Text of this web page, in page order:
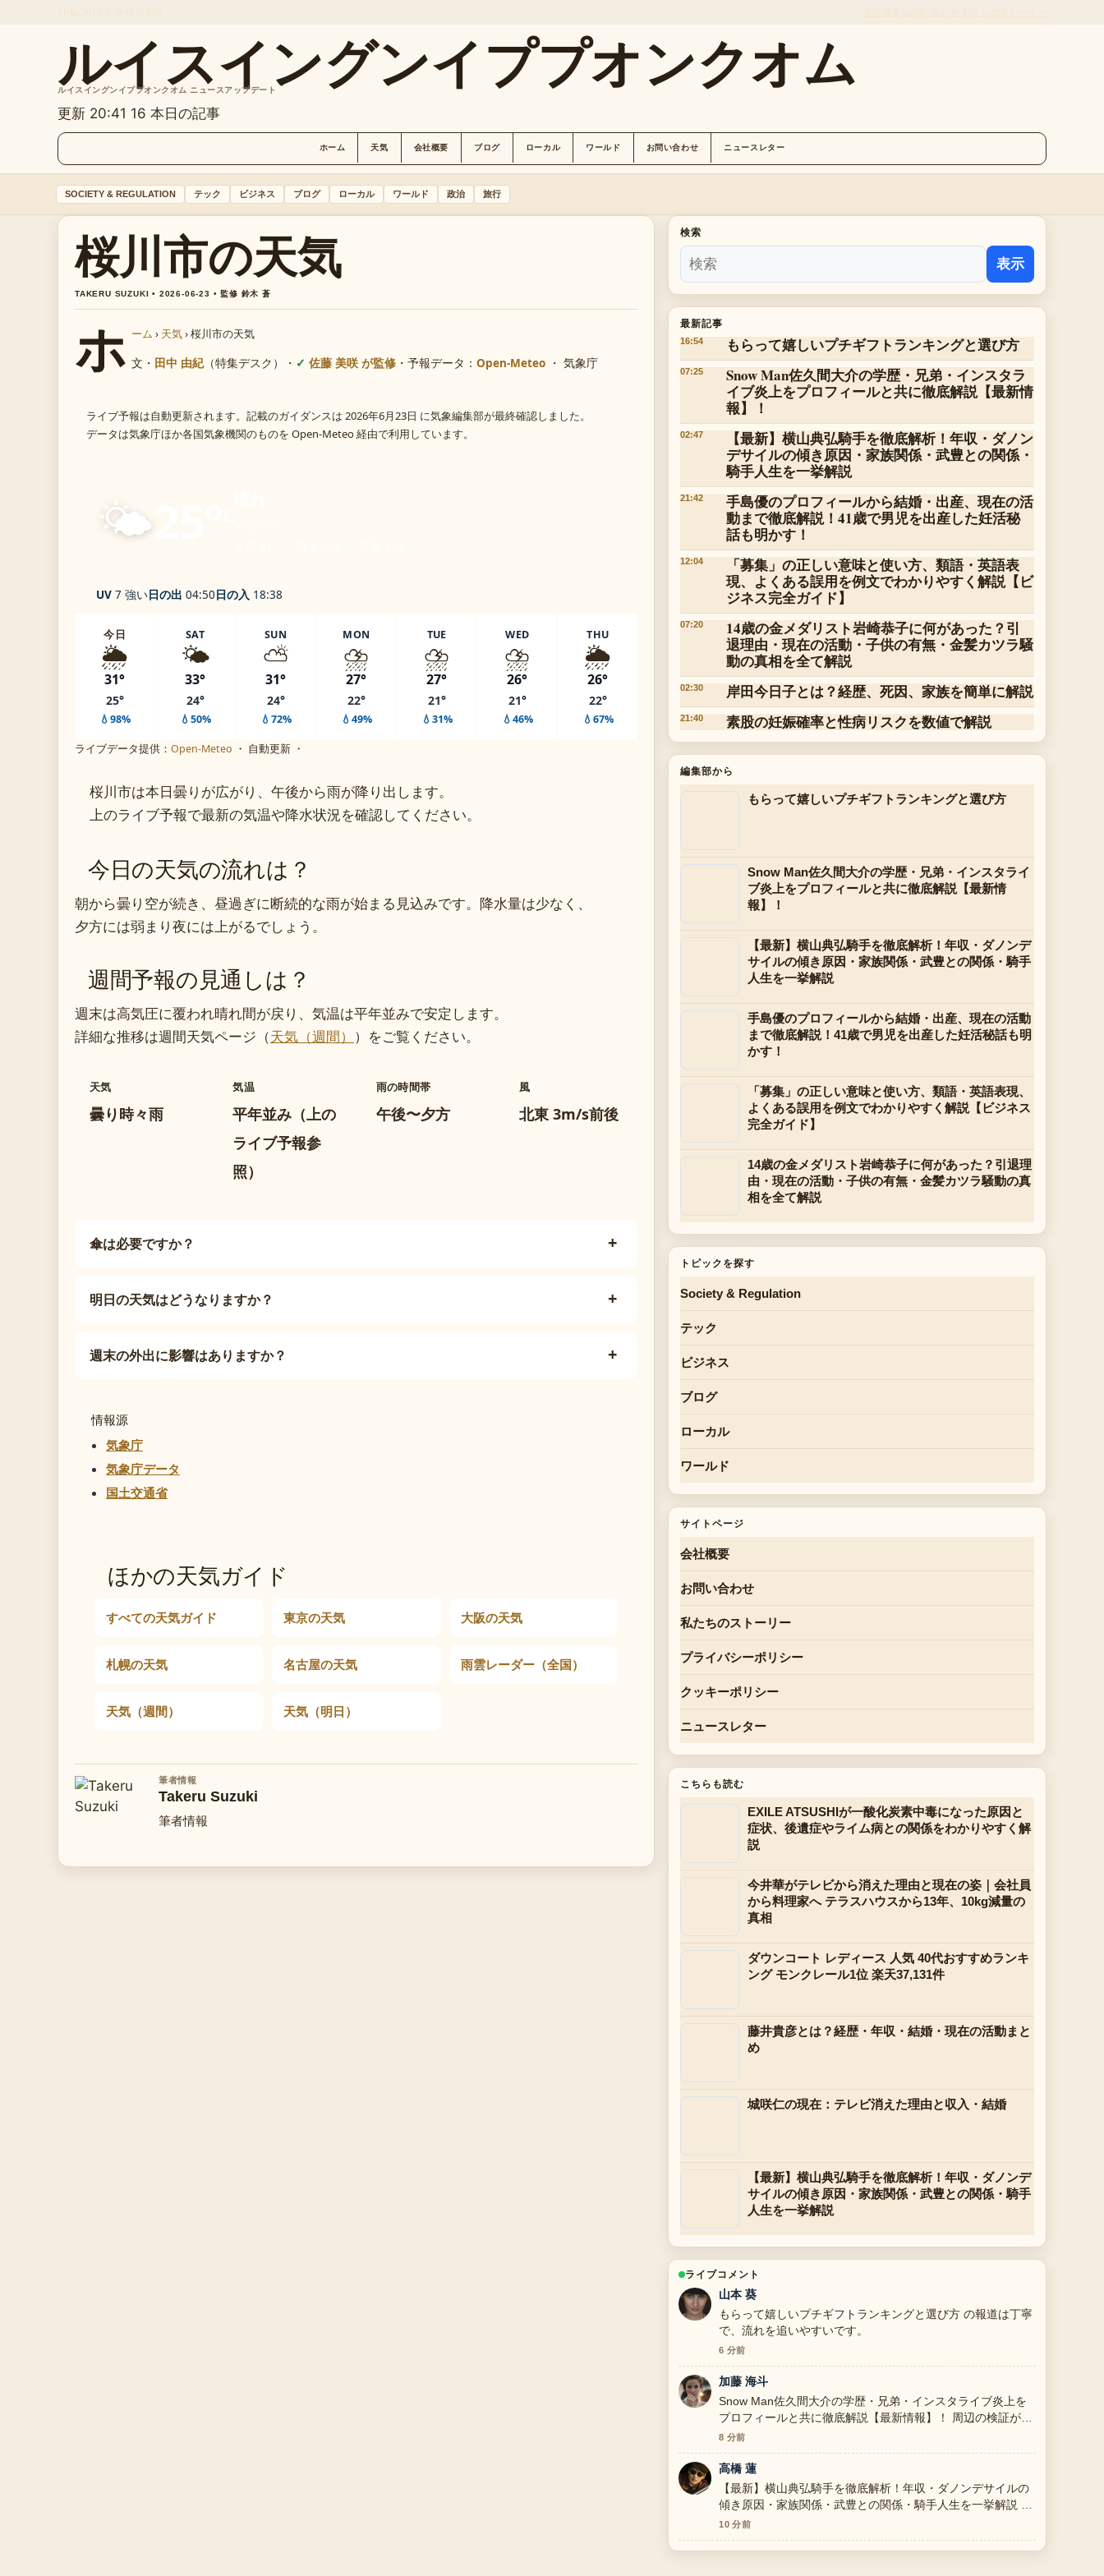
ルイスイングンイププオンクオム
ルイスイングンイププオンクオム ニュースアップデート
更新 20:41 16 本日の記事
ホーム 天気 会社概要 ブログ ローカル ワールド お問い合わせ ニュースレター
SOCIETY & REGULATION テック ビジネス ブログ ローカル ワールド 政治 旅行
桜川市の天気
TAKERU SUZUKI • 2026-06-23 • 監修 鈴木 蒼
ホ ーム › 天気›桜川市の天気
文・ 田中 由紀（特集デスク） ・ 佐藤 美咲 が監修 ・ 予報データ： Open-Meteo ・ 気象庁
ライブ予報は自動更新されます。記載のガイダンスは 2026年6月23日 に気象編集部が最終確認しました。
データは気象庁ほか各国気象機関のものを Open-Meteo 経由で利用しています。
🌤️
UV 7 強い日の出 04:50日の入 18:38
今日
🌦️
31°
25°
💧98%
SAT
🌤️
33°
24°
💧50%
SUN
⛅
31°
24°
💧72%
MON
⛈️
27°
22°
💧49%
TUE
⛈️
27°
21°
💧31%
WED
⛈️
26°
21°
💧46%
THU
🌦️
26°
22°
💧67%
ライブデータ提供： Open-Meteo ・ 自動更新 ・
桜川市は本日曇りが広がり、午後から雨が降り出します。
上のライブ予報で最新の気温や降水状況を確認してください。
今日の天気の流れは？
朝から曇り空が続き、昼過ぎに断続的な雨が始まる見込みです。降水量は少なく、
夕方には弱まり夜には上がるでしょう。
週間予報の見通しは？
週末は高気圧に覆われ晴れ間が戻り、気温は平年並みで安定します。
詳細な推移は週間天気ページ（天気（週間） ）をご覧ください。
天気
曇り時々雨
気温
平年並み（上の
ライブ予報参
照）
雨の時間帯
午後〜夕方
風
北東 3m/s前後
傘は必要ですか？
明日の天気はどうなりますか？
週末の外出に影響はありますか？
情報源
気象庁
気象庁データ
国土交通省
ほかの天気ガイド
すべての天気ガイド 東京の天気 大阪の天気
札幌の天気 名古屋の天気 雨雲レーダー（全国）
天気（週間） 天気（明日）
筆者情報
Takeru Suzuki
筆者情報
検索
表示
最新記事
16:54 もらって嬉しいプチギフトランキングと選び方
07:25
Snow Man佐久間大介の学歴・兄弟・インスタラ
イブ炎上をプロフィールと共に徹底解説【最新情
報】！
02:47
【最新】横山典弘騎手を徹底解析！年収・ダノン
デサイルの傾き原因・家族関係・武豊との関係・
騎手人生を一挙解説
21:42
手島優のプロフィールから結婚・出産、現在の活
動まで徹底解説！41歳で男児を出産した妊活秘
話も明かす！
12:04
「募集」の正しい意味と使い方、類語・英語表
現、よくある誤用を例文でわかりやすく解説【ビ
ジネス完全ガイド】
07:20
14歳の金メダリスト岩崎恭子に何があった？引
退理由・現在の活動・子供の有無・金髪カツラ騒
動の真相を全て解説
02:30 岸田今日子とは？経歴、死因、家族を簡単に解説
21:40 素股の妊娠確率と性病リスクを数値で解説
編集部から
もらって嬉しいプチギフトランキングと選び方
Snow Man佐久間大介の学歴・兄弟・インスタライ
ブ炎上をプロフィールと共に徹底解説【最新情
報】！
【最新】横山典弘騎手を徹底解析！年収・ダノンデ
サイルの傾き原因・家族関係・武豊との関係・騎手
人生を一挙解説
手島優のプロフィールから結婚・出産、現在の活動
まで徹底解説！41歳で男児を出産した妊活秘話も明
かす！
「募集」の正しい意味と使い方、類語・英語表現、
よくある誤用を例文でわかりやすく解説【ビジネス
完全ガイド】
14歳の金メダリスト岩崎恭子に何があった？引退理
由・現在の活動・子供の有無・金髪カツラ騒動の真
相を全て解説
トピックを探す
Society & Regulation
テック
ビジネス
ブログ
ローカル
ワールド
サイトページ
会社概要
お問い合わせ
私たちのストーリー
プライバシーポリシー
クッキーポリシー
ニュースレター
こちらも読む
EXILE ATSUSHIが一酸化炭素中毒になった原因と
症状、後遺症やライム病との関係をわかりやすく解
説
今井華がテレビから消えた理由と現在の姿｜会社員
から料理家へ テラスハウスから13年、10kg減量の
真相
ダウンコート レディース 人気 40代おすすめランキ
ング モンクレール1位 楽天37,131件
藤井貴彦とは？経歴・年収・結婚・現在の活動まと
め
城咲仁の現在：テレビ消えた理由と収入・結婚
【最新】横山典弘騎手を徹底解析！年収・ダノンデ
サイルの傾き原因・家族関係・武豊との関係・騎手
人生を一挙解説
ライブコメント
山本 葵
もらって嬉しいプチギフトランキングと選び方 の報道は丁寧
で、流れを追いやすいです。
6 分前
加藤 海斗
Snow Man佐久間大介の学歴・兄弟・インスタライブ炎上を
プロフィールと共に徹底解説【最新情報】！ 周辺の検証がし
っかりしていて安心感があります。
8 分前
高橋 蓮
【最新】横山典弘騎手を徹底解析！年収・ダノンデサイルの
傾き原因・家族関係・武豊との関係・騎手人生を一挙解説 の
整理がとても分かりやすいです。今日の中でも特に読みやす
いです。
10 分前